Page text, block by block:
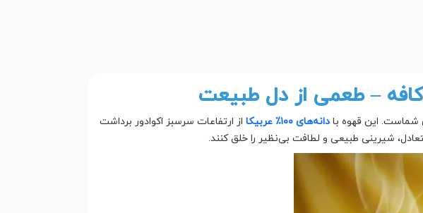
کافه – طعمی از دل طبیعت
شماست. این قهوه با دانه‌های ۱۰۰٪ عربیکا
از ارتفاعات سرسبز اکوادور برداشت
شیرینی طبیعی و لطافت بی‌نظیر را خلق کنند.